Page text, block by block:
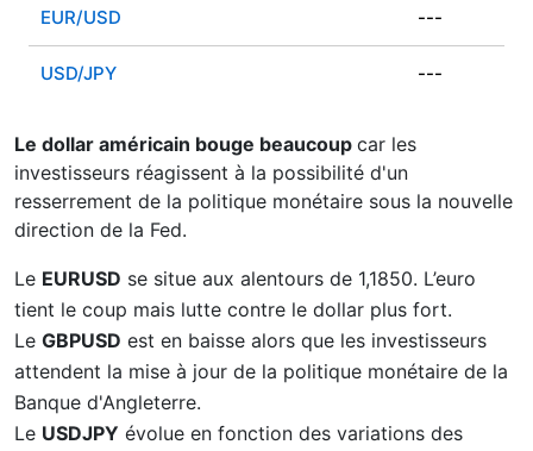
EUR/USD ---
USD/JPY ---
Le dollar américain bouge beaucoup car les
investisseurs réagissent à la possibilité d'un
resserrement de la politique monétaire sous la nouvelle
direction de la Fed.
Le EURUSD se situe aux alentours de 1,1850. L’euro
tient le coup mais lutte contre le dollar plus fort.
Le GBPUSD est en baisse alors que les investisseurs
attendent la mise à jour de la politique monétaire de la
Banque d'Angleterre.
Le USDJPY évolue en fonction des variations des